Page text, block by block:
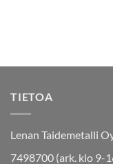
TIETOA
Lenan Taidemetalli
7498700 (ark. klo 9-